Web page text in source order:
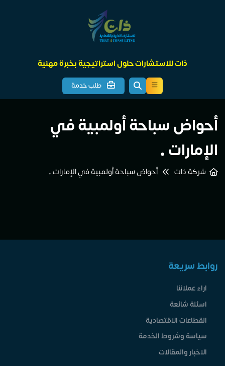
ذات للاستشارات حلول استراتيجية بخبرة مهنية
طلب خدمة
أحواض سباحة أولمبية في
الإمارات •
شركة ذات أحواض سباحة أولمبية في الإمارات •
روابط سريعة
اراء عملائنا
اسئلة شائعة
القطاعات الاقتصادية
سياسة وشروط الخدمة
الاخبار والمقالات